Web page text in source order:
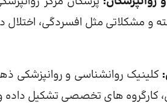
و مشکلاتی مثل افسردگی،
کارگروه های تخصصی تشکیل داده و